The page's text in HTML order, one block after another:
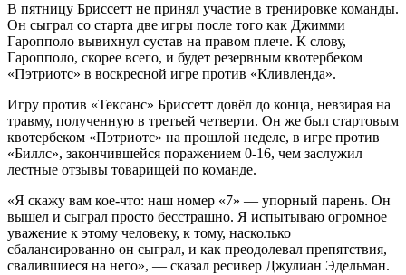
В пятницу Бриссетт не принял участие в тренировке команды.
Он сыграл со старта две игры после того как Джимми
Гаропполо вывихнул сустав на правом плече. К слову,
Гаропполо, скорее всего, и будет резервным квотербеком
«Пэтриотс» в воскресной игре против «Кливленда».
Игру против «Тексанс» Бриссетт довёл до конца, невзирая на
травму, полученную в третьей четверти. Он же был стартовым
квотербеком «Пэтриотс» на прошлой неделе, в игре против
«Биллс», закончившейся поражением 0-16, чем заслужил
лестные отзывы товарищей по команде.
«Я скажу вам кое-что: наш номер «7» — упорный парень. Он
вышел и сыграл просто бесстрашно. Я испытываю огромное
уважение к этому человеку, к тому, насколько
сбалансированно он сыграл, и как преодолевал препятствия,
свалившиеся на него», — сказал ресивер Джулиан Эдельман.